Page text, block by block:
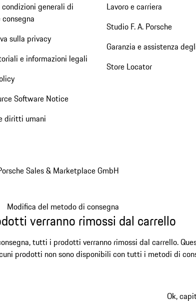
condizioni generali di
sulla privacy
e informazioni legali
Software Notice
diritti umani
Lavoro e carriera
Studio F. A. Porsche
Garanzia e assistenza
Store Locator
Sales & Marketplace GmbH
Modifica del metodo di consegna
verranno rimossi dal carrello
tutti i prodotti verranno rimossi dal carrello.
prodotti non sono disponibili con tutti i metodi di
Ok,